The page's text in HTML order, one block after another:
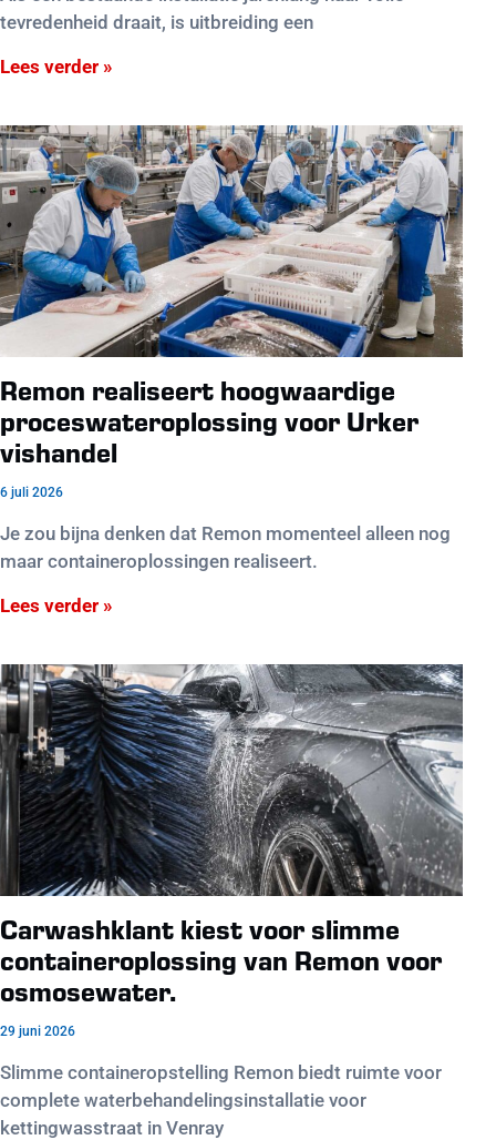
tevredenheid draait, is uitbreiding een
Lees verder »
Remon realiseert hoogwaardige
proceswateroplossing voor Urker
vishandel
6 juli 2026
Je zou bijna denken dat Remon momenteel alleen nog
maar containeroplossingen realiseert.
Lees verder »
Carwashklant kiest voor slimme
containeroplossing van Remon voor
osmosewater.
29 juni 2026
Slimme containeropstelling Remon biedt ruimte voor
complete waterbehandelingsinstallatie voor
kettingwasstraat in Venray